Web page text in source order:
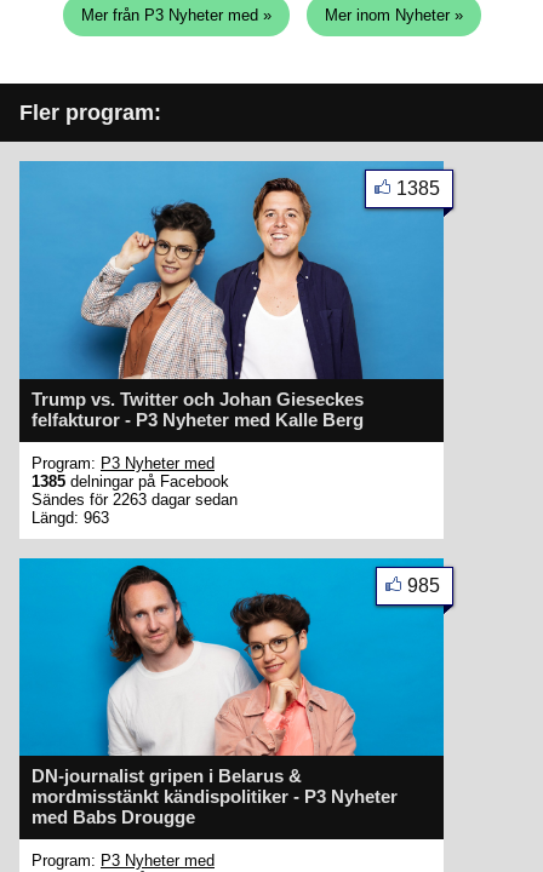
Mer från P3 Nyheter med » Mer inom Nyheter »
Fler program:
Trump vs. Twitter och Johan Gieseckes
felfakturor - P3 Nyheter med Kalle Berg
1385
Program: P3 Nyheter med
1385 delningar på Facebook
Sändes för 2263 dagar sedan
Längd: 963
DN-journalist gripen i Belarus &
mordmisstänkt kändispolitiker - P3 Nyheter
med Babs Drougge
985
Program: P3 Nyheter med